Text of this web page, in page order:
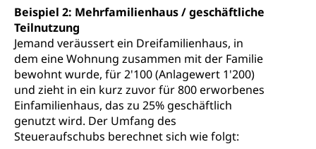
Beispiel 2: Mehrfamilienhaus / geschäftliche
Teilnutzung
Jemand veräussert ein Dreifamilienhaus, in
dem eine Wohnung zusammen mit der Familie
bewohnt wurde, für 2'100 (Anlagewert 1'200)
und zieht in ein kurz zuvor für 800 erworbenes
Einfamilienhaus, das zu 25% geschäftlich
genutzt wird. Der Umfang des
Steueraufschubs berechnet sich wie folgt: